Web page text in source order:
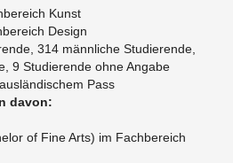
Kunst
Design
314 männliche Studierende,
9 Studierende ohne Angabe
Pass
davon:
of Fine Arts) im Fachbereich